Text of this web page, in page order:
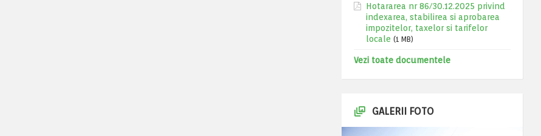
Hotararea nr 86/30.12.2025 privind
indexarea, stabilirea si aprobarea
impozitelor, taxelor si tarifelor
locale (1 MB)
Vezi toate documentele
GALERII FOTO